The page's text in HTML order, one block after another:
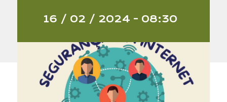
16 / 02 / 2024 - 08:30